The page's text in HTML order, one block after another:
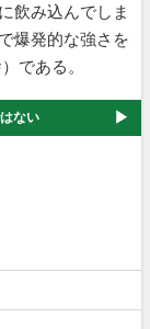
飲み込んでしま
爆発的な強さを
である。
ない